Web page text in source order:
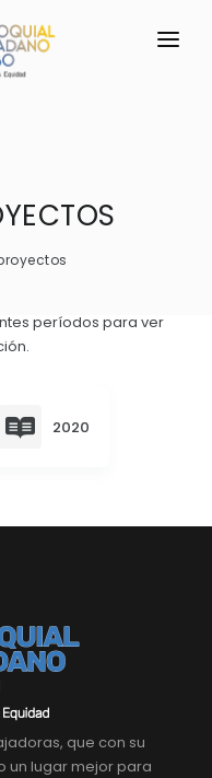
Territorial -
PAC
períodos para ver
2020
que con su
un lugar mejor para